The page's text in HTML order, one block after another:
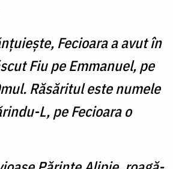
Fecioara a avut în
Fiu pe Emmanuel, pe
Răsăritul este numele
L, pe Fecioara o